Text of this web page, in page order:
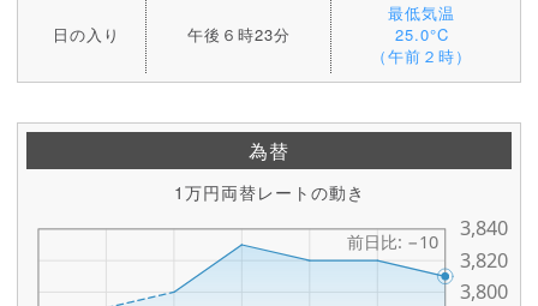
日の入り 午後６時23分
最低気温
25.0°C
（午前２時）
為替
1万円両替レートの動き